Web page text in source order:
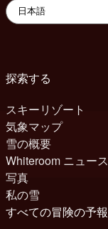
探索する
スキーリゾート
気象マップ
雪の概要
Whiteroom ニュース
写真
私の雪
すべての冒険の予報